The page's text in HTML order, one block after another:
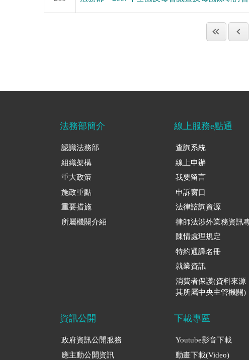
法務部簡介
認識法務部
組織架構
重大政策
施政重點
重要措施
所屬機關介紹
線上服務e點通
查詢系統
線上申辦
我要留言
申訴窗口
法律諮詢資源
律師法涉外業務資訊
陳情處理規定
特約通譯名冊
就業資訊
消費者保護(資料來源
其所屬中央主管機關)
資訊公開
政府資訊公開服務
應主動公開資訊
下載專區
Youtube影音下載
動畫下載(Video)